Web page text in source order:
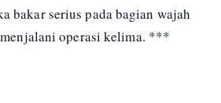
bakar serius pada bagian wajah
operasi kelima. ***